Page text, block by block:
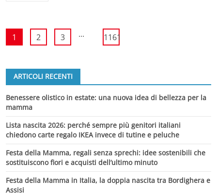
1 2 3 ... 1161
ARTICOLI RECENTI
Benessere olistico in estate: una nuova idea di bellezza per la
mamma
Lista nascita 2026: perché sempre più genitori italiani
chiedono carte regalo IKEA invece di tutine e peluche
Festa della Mamma, regali senza sprechi: idee sostenibili che
sostituiscono fiori e acquisti dell’ultimo minuto
Festa della Mamma in Italia, la doppia nascita tra Bordighera e
Assisi